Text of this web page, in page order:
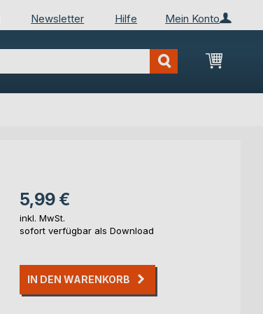
Mein Konto
Newsletter Hilfe
Mein
5,99 €
inkl. MwSt.
sofort verfügbar als Download
IN DEN WARENKORB